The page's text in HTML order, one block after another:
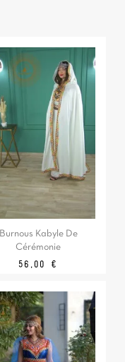
Burnous Kabyle De
Cérémonie
Prix
56,00 €